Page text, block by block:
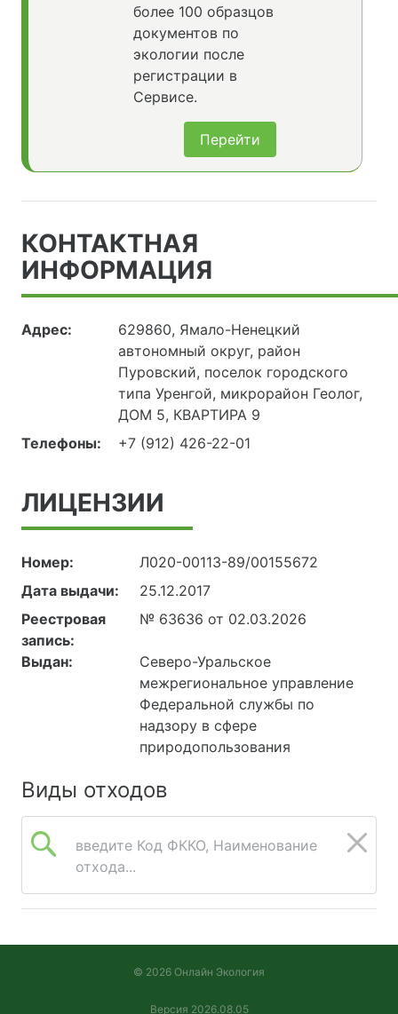
более 100 образцов
документов по
экологии после
регистрации в
Сервисе.
Перейти
КОНТАКТНАЯ
ИНФОРМАЦИЯ
Адрес:
629860, Ямало-Ненецкий
автономный округ, район
Пуровский, поселок городского
типа Уренгой, микрорайон Геолог,
ДОМ 5, КВАРТИРА 9
Телефоны:
+7 (912) 426-22-01
ЛИЦЕНЗИИ
Номер:
Л020-00113-89/00155672
Дата выдачи:
25.12.2017
Реестровая
запись:
№ 63636 от 02.03.2026
Выдан:
Северо-Уральское
межрегиональное управление
Федеральной службы по
надзору в сфере
природопользования
Виды отходов
введите Код ФККО, Наименование
отхода...
© 2026 Онлайн Экология
Версия 2026.08.05